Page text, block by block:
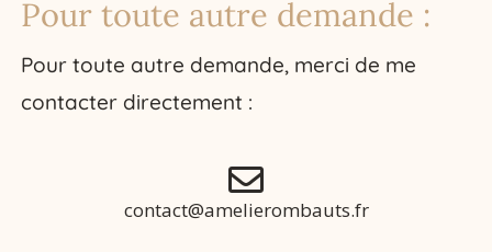
Pour toute autre demande :
Pour toute autre demande, merci de me
contacter directement :
contact@amelierombauts.fr